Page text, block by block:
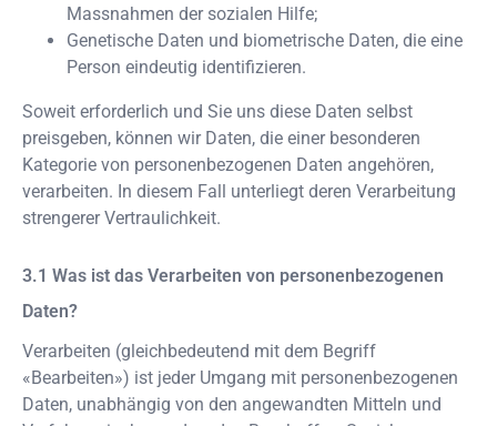
Massnahmen der sozialen Hilfe;
Genetische Daten und biometrische Daten, die eine
Person eindeutig identifizieren.
Soweit erforderlich und Sie uns diese Daten selbst
preisgeben, können wir Daten, die einer besonderen
Kategorie von personenbezogenen Daten angehören,
verarbeiten. In diesem Fall unterliegt deren Verarbeitung
strengerer Vertraulichkeit.
Was ist das Verarbeiten von personenbezogenen
Daten?
Verarbeiten (gleichbedeutend mit dem Begriff
«Bearbeiten») ist jeder Umgang mit personenbezogenen
Daten, unabhängig von den angewandten Mitteln und